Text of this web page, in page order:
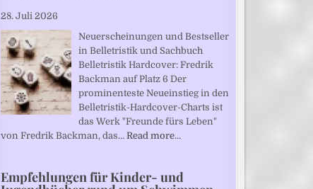
28. Juli 2026
Neuerscheinungen und Bestseller
in Belletristik und Sachbuch
Belletristik Hardcover: Fredrik
Backman auf Platz 6 Der
prominenteste Neueinstieg in den
Belletristik-Hardcover-Charts ist
das Werk "Freunde fürs Leben"
von Fredrik Backman, das… Read more…
Empfehlungen für Kinder- und